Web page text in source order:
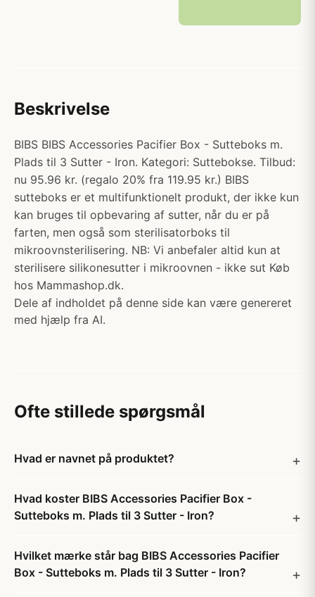
Beskrivelse
BIBS BIBS Accessories Pacifier Box - Sutteboks m.
Plads til 3 Sutter - Iron. Kategori: Suttebokse. Tilbud:
nu 95.96 kr. (regalo 20% fra 119.95 kr.) BIBS
sutteboks er et multifunktionelt produkt, der ikke kun
kan bruges til opbevaring af sutter, når du er på
farten, men også som sterilisatorboks til
mikroovnsterilisering. NB: Vi anbefaler altid kun at
sterilisere silikonesutter i mikroovnen - ikke sut Køb
hos Mammashop.dk.
Dele af indholdet på denne side kan være genereret
med hjælp fra AI.
Ofte stillede spørgsmål
Hvad er navnet på produktet?
Hvad koster BIBS Accessories Pacifier Box -
Sutteboks m. Plads til 3 Sutter - Iron?
Hvilket mærke står bag BIBS Accessories Pacifier
Box - Sutteboks m. Plads til 3 Sutter - Iron?